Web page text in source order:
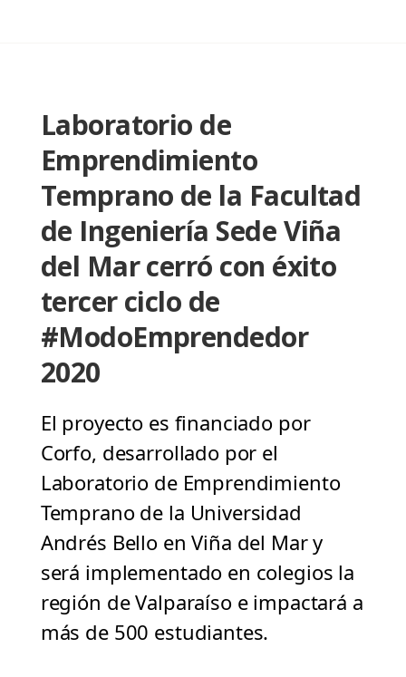
Laboratorio de
Emprendimiento
Temprano de la Facultad
de Ingeniería Sede Viña
del Mar cerró con éxito
tercer ciclo de
#ModoEmprendedor
2020
El proyecto es financiado por
Corfo, desarrollado por el
Laboratorio de Emprendimiento
Temprano de la Universidad
Andrés Bello en Viña del Mar y
será implementado en colegios la
región de Valparaíso e impactará a
más de 500 estudiantes.